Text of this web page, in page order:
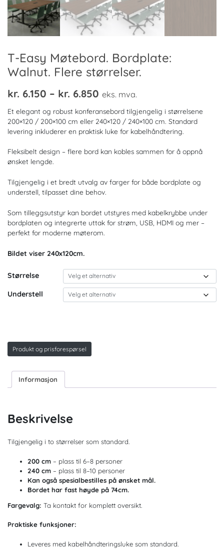
T-Easy Møtebord. Bordplate:
Walnut. Flere størrelser.
kr. 6.150 – kr. 6.850 Prisområde:
kr. 6.150
til
kr. 6.850
eks. mva.
Et elegant og robust konferansebord tilgjengelig i størrelsene
200×120 / 200×100 cm eller 240×120 / 240×100 cm. Standard
levering inkluderer en praktisk luke for kabelhåndtering.
Fleksibelt design – flere bord kan kobles sammen for å oppnå
ønsket lengde.
Tilgjengelig i et bredt utvalg av farger for både bordplate og
understell, tilpasset dine behov.
Som tilleggsutstyr kan bordet utstyres med kabelkrybbe under
bordplaten og integrerte uttak for strøm, USB, HDMI og mer –
perfekt for moderne møterom.
Bildet viser 240x120cm.
Størrelse
Understell
Produkt og prisforespørsel
Informasjon
Beskrivelse
Tilgjengelig i to størrelser som standard.
200 cm – plass til 6–8 personer
240 cm – plass til 8–10 personer
Kan også spesialbestilles på ønsket mål.
Bordet har fast høyde på 74cm.
Fargevalg: Ta kontakt for komplett oversikt.
Praktiske funksjoner:
Leveres med kabelhåndteringsluke som standard.